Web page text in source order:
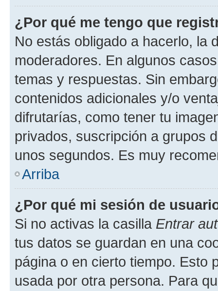
¿Por qué me tengo que
No estás obligado a hacerlo, la
moderadores. En algunos
temas y respuestas. Sin
contenidos adicionales y/o
difrutarías, como tener tu
privados, suscripción a grupos
unos segundos. Es muy
Arriba
¿Por qué mi sesión de
Si no activas la casilla Entrar
tus datos se guardan en una
página o en cierto tiempo. Esto
usada por otra persona. Para